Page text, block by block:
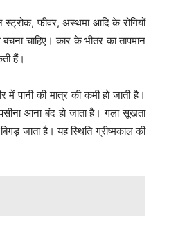
स्ट्रोक, फीवर, अस्थमा आदि के रोगियों
चाहिए। कार के भीतर का तापमान
हैं।
पानी की मात्र की कमी हो जाती है।
आना बंद हो जाता है। गला सूखता
जाता है। यह स्थिति ग्रीष्मकाल की